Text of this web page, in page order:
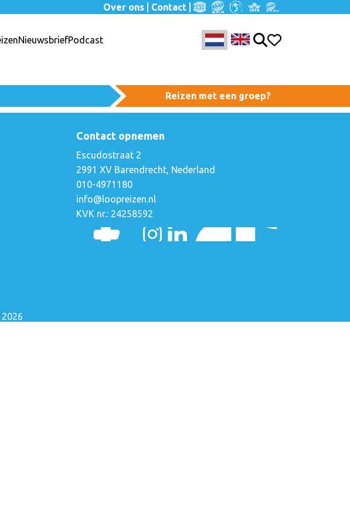
Over ons Contact
NieuwsbriefPodcast
Reizen met een groep?
Contact opnemen
Escudostraat 2
2991 XV Barendrecht, Nederland
010-4971180
info@loopreizen.nl
KVK nr.: 24258592